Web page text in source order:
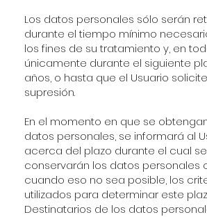
Los datos personales sólo serán
durante el tiempo mínimo
los fines de su tratamiento y, en
únicamente durante el siguiente
años, o hasta que el Usuario
supresión.
En el momento en que se
datos personales, se informará al
acerca del plazo durante el cual se
conservarán los datos personales
cuando eso no sea posible, los
utilizados para determinar este
Destinatarios de los datos